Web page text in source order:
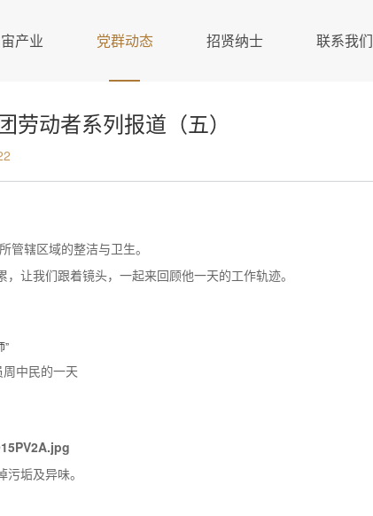
产业 党群动态 招贤纳士 联系我们
动者系列报道（五）
辖区域的整洁与卫生。
让我们跟着镜头，一起来回顾他一天的工作轨迹。
”
中民的一天
垢及异味。